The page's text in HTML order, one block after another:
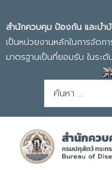
สำนักควบคุม ป้องกัน และบำ
เป็นหน่วยงานหลักในการจัด
มาตรฐานเป็นที่ยอมรับ ในระ
การค้นหา